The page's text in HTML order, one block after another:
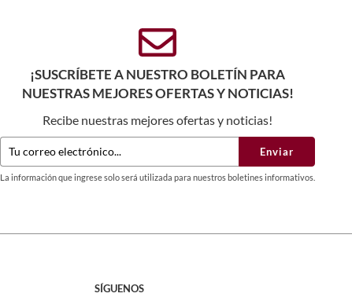
¡SUSCRÍBETE A NUESTRO BOLETÍN PARA
NUESTRAS MEJORES OFERTAS Y NOTICIAS!
Recibe nuestras mejores ofertas y noticias!
Enviar
La información que ingrese solo será utilizada para nuestros boletines informativos.
SÍGUENOS